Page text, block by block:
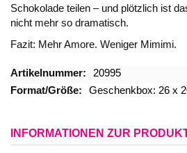
Schokolade teilen – und plötzlich ist
nicht mehr so dramatisch.
Fazit: Mehr Amore. Weniger Mimimi.
Mehr
Informationen
20995
Geschenkbox: 26 x
INFORMATIONEN ZUR